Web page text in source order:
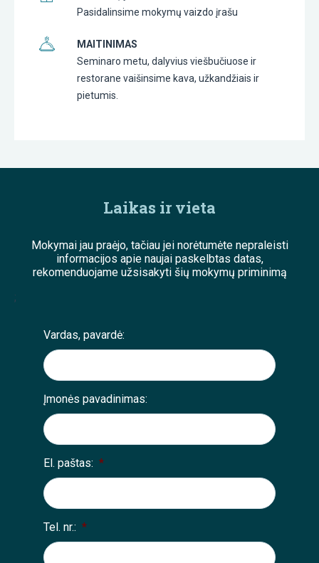
Pasidalinsime mokymų vaizdo įrašu
MAITINIMAS
Seminaro metu, dalyvius viešbučiuose ir
restorane vaišinsime kava, užkandžiais ir
pietumis.
Laikas ir vieta
Mokymai jau praėjo, tačiau jei norėtumėte nepraleisti
informacijos apie naujai paskelbtas datas,
rekomenduojame užsisakyti šių mokymų priminimą
;
Vardas, pavardė:
Įmonės pavadinimas:
El. paštas: *
Tel. nr.: *